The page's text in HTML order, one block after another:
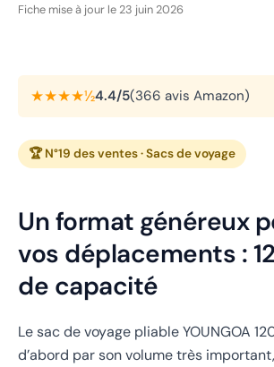
Fiche mise à jour le 23 juin 2026
★★★★½4.4/5(366 avis Amazon)
🏆 N°19 des ventes · Sacs de voyage
Un format généreux
vos déplacements :
de capacité
Le sac de voyage pliable YOUNGOA
d’abord par son volume très